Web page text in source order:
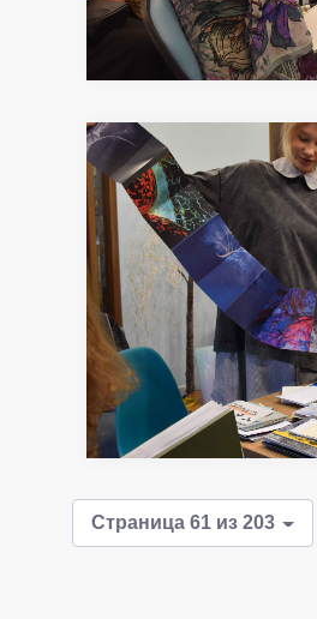
Страница 61 из 203